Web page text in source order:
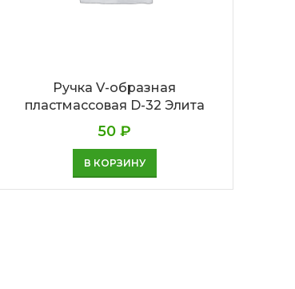
Ручка V-образная
пластмассовая D-32 Элита
50₽
В КОРЗИНУ